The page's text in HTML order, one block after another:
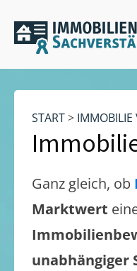
START> IMMOBILIE
Ganz gleich, ob
Marktwert
unabhängiger